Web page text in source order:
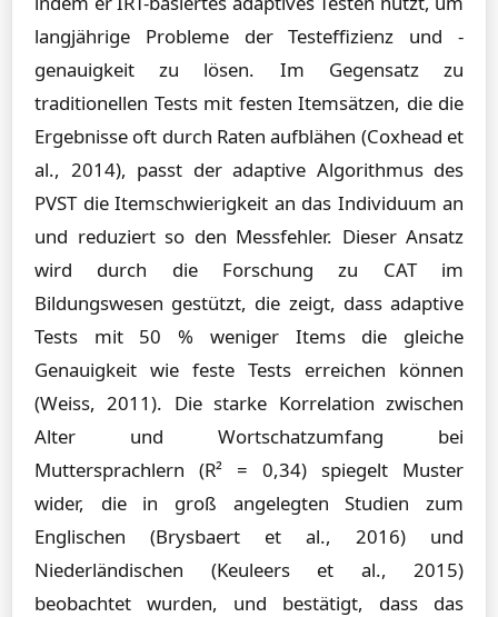
langjährige Probleme der Testeffizienz und -
genauigkeit zu lösen. Im Gegensatz zu
traditionellen Tests mit festen Itemsätzen, die die
Ergebnisse oft durch Raten aufblähen (Coxhead et
al., 2014), passt der adaptive Algorithmus des
PVST die Itemschwierigkeit an das Individuum an
und reduziert so den Messfehler. Dieser Ansatz
wird durch die Forschung zu CAT im
Bildungswesen gestützt, die zeigt, dass adaptive
Tests mit 50 % weniger Items die gleiche
Genauigkeit wie feste Tests erreichen können
(Weiss, 2011). Die starke Korrelation zwischen
Alter und Wortschatzumfang bei
Muttersprachlern (R² = 0,34) spiegelt Muster
wider, die in groß angelegten Studien zum
Englischen (Brysbaert et al., 2016) und
Niederländischen (Keuleers et al., 2015)
beobachtet wurden, und bestätigt, dass das